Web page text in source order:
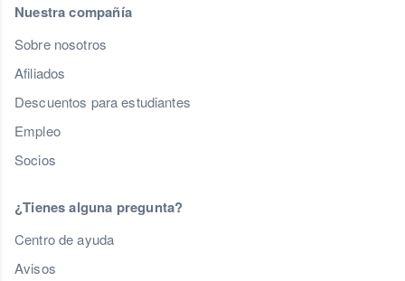
Nuestra compañía
Sobre nosotros
Afiliados
Descuentos para estudiantes
Empleo
Socios
¿Tienes alguna pregunta?
Centro de ayuda
Avisos